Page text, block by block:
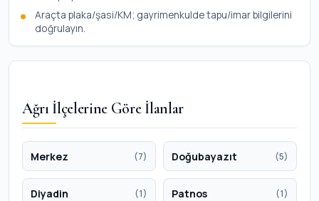
Araçta plaka/şasi/KM; gayrimenkulde tapu/imar bilgilerini
doğrulayın.
Ağrı İlçelerine Göre İlanlar
Merkez (7) Doğubayazıt (5)
Diyadin (1) Patnos (1)